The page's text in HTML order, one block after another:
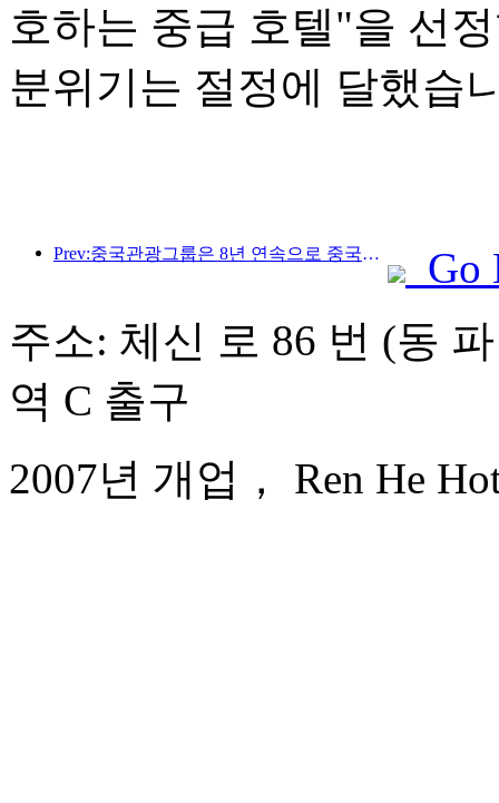
호하는 중급 호텔"을 선
분위기는 절정에 달했습
Prev:중국관광그룹은 8년 연속으로 중국국제수입박람회에 참가하여 10억 달러 이상의 계약을 체결했습니다.
Go
주소: 체신 로 86 번 (동
역 C 출구
2007년 개업， Ren He